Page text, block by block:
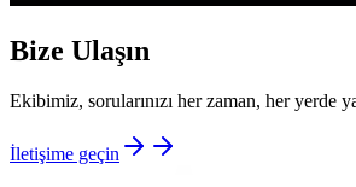
Bize Ulaşın
Ekibimiz, sorularınızı her zaman, her yerde
İletişime geçin